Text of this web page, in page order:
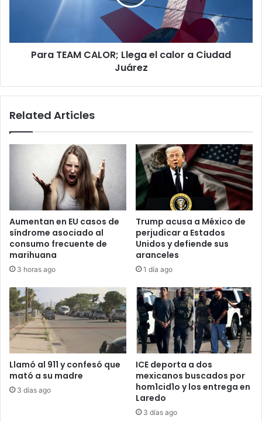
Juárez
Para TEAM CALOR; Llega el calor a Ciudad
Juárez
Related Articles
Aumentan en EU casos de
síndrome asociado al
consumo frecuente de
marihuana
3 horas ago
Trump acusa a México de
perjudicar a Estados
Unidos y defiende sus
aranceles
1 día ago
Llamó al 911 y confesó que
mató a su madre
3 días ago
ICE deporta a dos
mexicanos buscados por
hom1cid1o y los entrega en
Laredo
3 días ago